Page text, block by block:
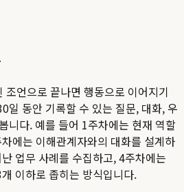
조언으로 끝나면 행동으로 이어지기
일 동안 기록할 수 있는 질문, 대화, 우
니다. 예를 들어 1주차에는 현재 역할
에는 이해관계자와의 대화를 설계하
업무 사례를 수집하고, 4주차에는
이하로 좁히는 방식입니다.